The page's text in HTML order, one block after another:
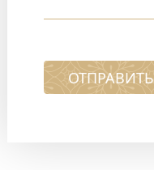
ОТПРАВИТЬ